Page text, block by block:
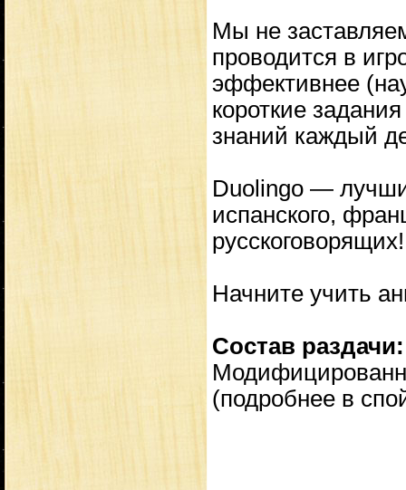
Мы не
проводится в
эффективнее
короткие
знаний каждый
Duolingo —
испанского,
русскоговорящих!
Начните учить
Состав раздачи:
(подробнее в